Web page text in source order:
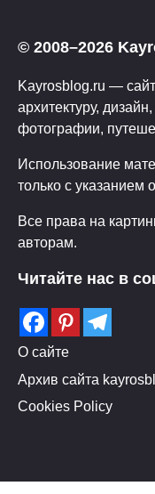
© 2008–2026
Kayrosblog.ru —
архитектуру,
фотографии,
Использование
только с указанием
Все права на
авторам.
Читайте нас в
О сайте
Архив сайта
Cookies Policy